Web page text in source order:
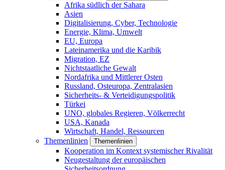
Afrika südlich der Sahara
Asien
Digitalisierung, Cyber, Technologie
Energie, Klima, Umwelt
EU, Europa
Lateinamerika und die Karibik
Migration, EZ
Nichtstaatliche Gewalt
Nordafrika und Mittlerer Osten
Russland, Osteuropa, Zentralasien
Sicherheits- & Verteidigungspolitik
Türkei
UNO, globales Regieren, Völkerrecht
USA, Kanada
Wirtschaft, Handel, Ressourcen
Themenlinien
Themenlinien
Kooperation im Kontext systemischer Rivalität
Neugestaltung der europäischen